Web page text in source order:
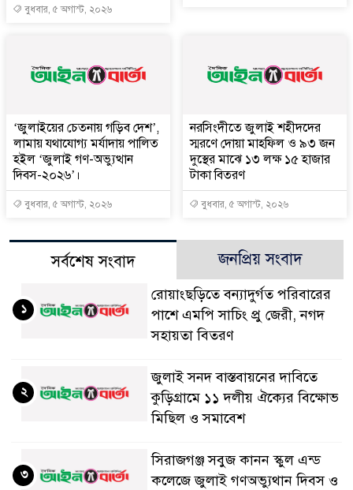
বুধবার, ৫ অগাস্ট, ২০২৬
‘জুলাইয়ের চেতনায় গড়িব দেশ’,
লামায় যথাযোগ্য মর্যাদায় পালিত
হইল ‘জুলাই গণ-অভ্যুত্থান
দিবস-২০২৬’।
বুধবার, ৫ অগাস্ট, ২০২৬
নরসিংদীতে জুলাই শহীদদের
স্মরণে দোয়া মাহফিল ও ৯৩ জন
দুস্থের মাঝে ১৩ লক্ষ ১৫ হাজার
টাকা বিতরণ
বুধবার, ৫ অগাস্ট, ২০২৬
সর্বশেষ সংবাদ জনপ্রিয় সংবাদ
রোয়াংছড়িতে বন্যাদুর্গত পরিবারের
পাশে এমপি সাচিং প্রু জেরী, নগদ
সহায়তা বিতরণ
১
জুলাই সনদ বাস্তবায়নের দাবিতে
কুড়িগ্রামে ১১ দলীয় ঐক্যের বিক্ষোভ
মিছিল ও সমাবেশ
২
সিরাজগঞ্জ সবুজ কানন স্কুল এন্ড
কলেজে জুলাই গণঅভ্যুথান দিবস ও
৩